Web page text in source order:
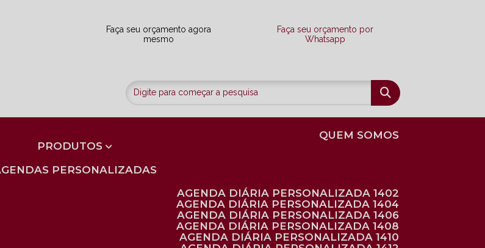
Faça seu orçamento agora
mesmo
Faça seu orçamento por
Whatsapp
QUEM SOMOS
PRODUTOS
AGENDAS PERSONALIZADAS
AGENDA DIÁRIA PERSONALIZADA 1402
AGENDA DIÁRIA PERSONALIZADA 1404
AGENDA DIÁRIA PERSONALIZADA 1406
AGENDA DIÁRIA PERSONALIZADA 1408
AGENDA DIÁRIA PERSONALIZADA 1410